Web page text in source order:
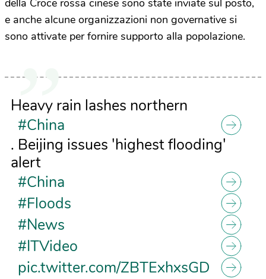
della Croce rossa cinese sono state inviate sul posto,
e anche alcune organizzazioni non governative si
sono attivate per fornire supporto alla popolazione.
Heavy rain lashes northern
#China
. Beijing issues 'highest flooding'
alert
#China
#Floods
#News
#ITVideo
pic.twitter.com/ZBTExhxsGD